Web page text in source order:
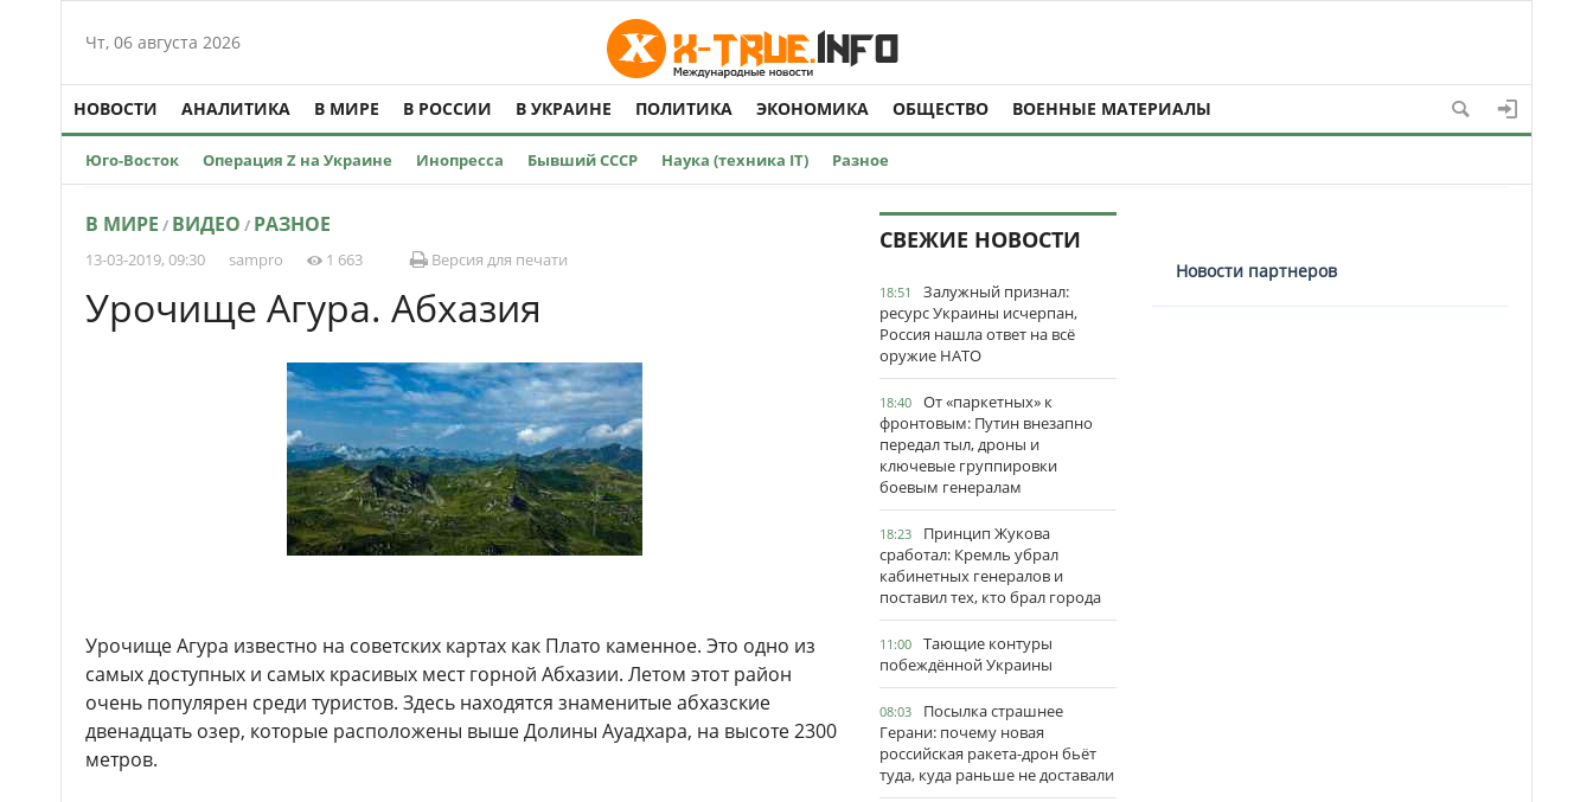
Чт, 06 августа 2026
НОВОСТИ АНАЛИТИКА В МИРЕ В РОССИИ В УКРАИНЕ ПОЛИТИКА ЭКОНОМИКА ОБЩЕСТВО ВОЕННЫЕ МАТЕРИАЛЫ
Юго-Восток Операция Z на Украине Инопресса Бывший СССР Наука (техника IT) Разное
В МИРЕ / ВИДЕО / РАЗНОЕ
13-03-2019, 09:30 sampro 1 663 Версия для печати
Урочище Агура. Абхазия
Урочище Агура известно на советских картах как Плато каменное. Это одно из
самых доступных и самых красивых мест горной Абхазии. Летом этот район
очень популярен среди туристов. Здесь находятся знаменитые абхазские
двенадцать озер, которые расположены выше Долины Ауадхара, на высоте 2300
метров.
СВЕЖИЕ НОВОСТИ
18:51
Залужный признал:
ресурс Украины исчерпан,
Россия нашла ответ на всё
оружие НАТО
18:40
От «паркетных» к
фронтовым: Путин внезапно
передал тыл, дроны и
ключевые группировки
боевым генералам
18:23
Принцип Жукова
сработал: Кремль убрал
кабинетных генералов и
поставил тех, кто брал города
11:00
Тающие контуры
побеждённой Украины
08:03
Посылка страшнее
Герани: почему новая
российская ракета-дрон бьёт
туда, куда раньше не доставали
Новости партнеров